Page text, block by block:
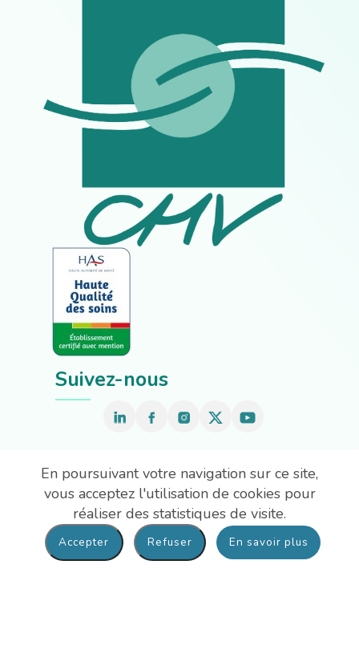
Suivez-nous
Hôpital André Mignot : 01 39 63 91 33
Site Richaud : 01 39 63 91 90
En poursuivant votre navigation sur ce site,
vous acceptez l'utilisation de cookies pour
réaliser des statistiques de visite.
En savoir plus